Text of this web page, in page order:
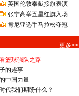
英国伦敦奉献接旗表演
张宁高举五星红旗入场
肯尼亚选手马拉松夺冠
更多>>
篮球强队之路
的趣事
中国力量
代我们期盼什么？